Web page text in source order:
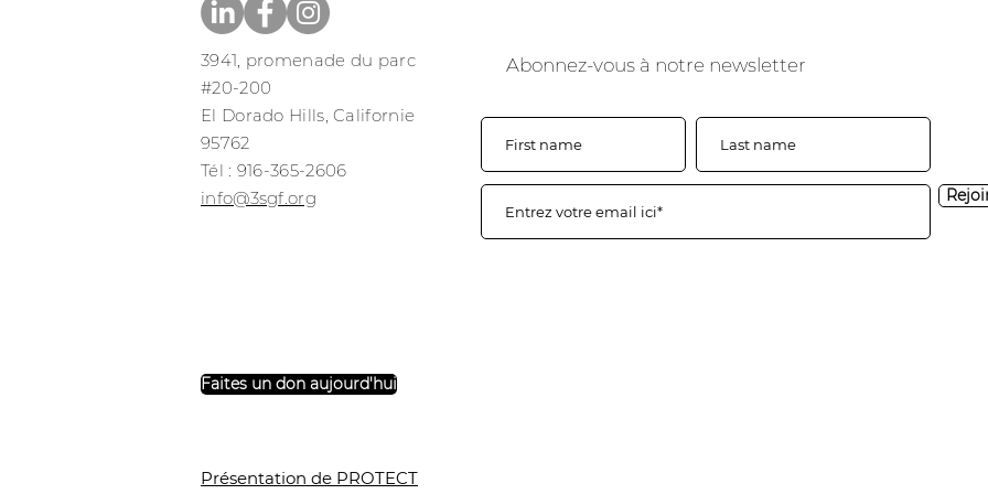
3941, promenade du parc
#20-200
El Dorado Hills, Californie
95762
​​Tél : 916-365-2606
​info@3sgf.org
Abonnez-vous à notre newsletter
Faites un don aujourd'hui
Présentation de PROTECT